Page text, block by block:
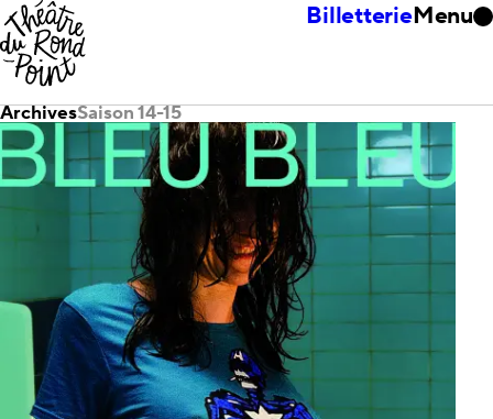
BilletterieMenu
ArchivesSaison 14-15